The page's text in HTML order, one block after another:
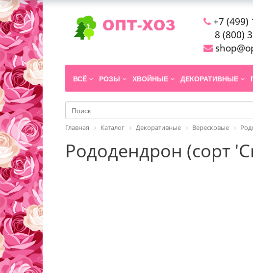
+7 (499)
8 (800)
ВСЁ РОЗЫ ХВОЙНЫЕ ДЕКОРАТИВНЫЕ
Главная Каталог Декоративные Вересковые
Рододендрон (сорт